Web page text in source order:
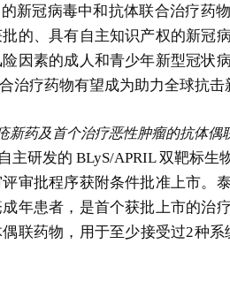
新冠病毒中和抗体联合治疗药
的、具有自主知识产权的新冠
因素的成人和青少年新型冠状
治疗药物有望成为助力全球抗击
新药及首个治疗恶性肿瘤的抗体偶
主研发的 BLyS/APRIL 双靶标生
审批程序获附条件批准上市。
年患者，是首个获批上市的治
联药物，用于至少接受过2种